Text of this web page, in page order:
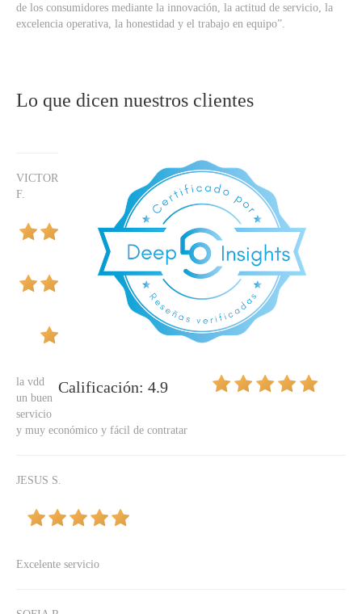
de los consumidores mediante la innovación, la actitud de servicio, la
excelencia operativa, la honestidad y el trabajo en equipo”.
Lo que dicen nuestros clientes
Calificación: 4.9
VICTOR
F.
la vdd
un buen
servicio
y muy económico y fácil de contratar
JESUS S.
Excelente servicio